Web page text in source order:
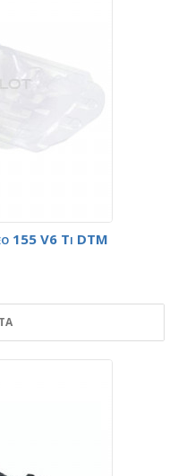
155 V6 Ti DTM